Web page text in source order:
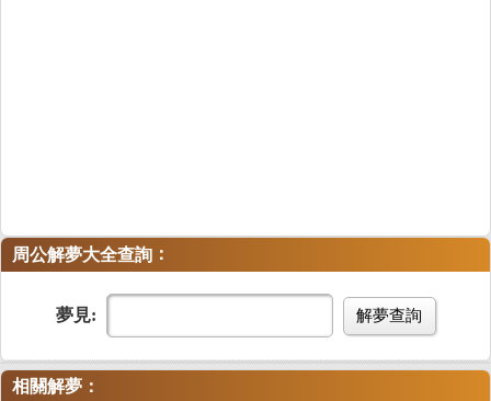
周公解夢大全查詢 ：
夢見: 解夢查詢
相關解夢：